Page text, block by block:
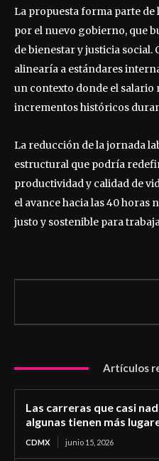
La propuesta forma parte
por el nuevo gobierno, que
de bienestar y justicia social.
alinearía a estándares
un contexto donde el salario
incrementos históricos
La reducción de la jornada
estructural que podría
productividad y calidad de
el avance hacia las 40 horas
justo y sostenible para
Artículos
Las carreras que casi
algunas tienen más
CDMX junio 15, 2026